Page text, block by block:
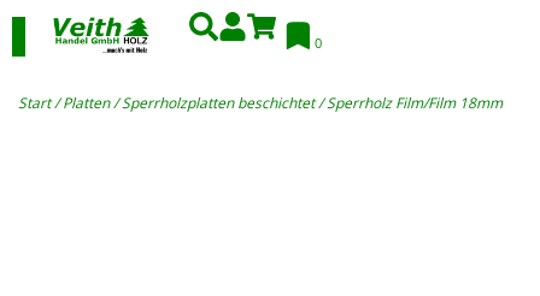
0
Start/Platten/Sperrholzplatten beschichtet/ Sperrholz Film/Film 18mm